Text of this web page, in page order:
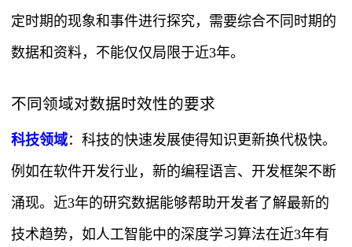
定时期的现象和事件进行探究，需要综合不同时期的
数据和资料，不能仅仅局限于近3年。
不同领域对数据时效性的要求
科技领域：科技的快速发展使得知识更新换代极快。
例如在软件开发行业，新的编程语言、开发框架不断
涌现。近3年的研究数据能够帮助开发者了解最新的
技术趋势，如人工智能中的深度学习算法在近3年有